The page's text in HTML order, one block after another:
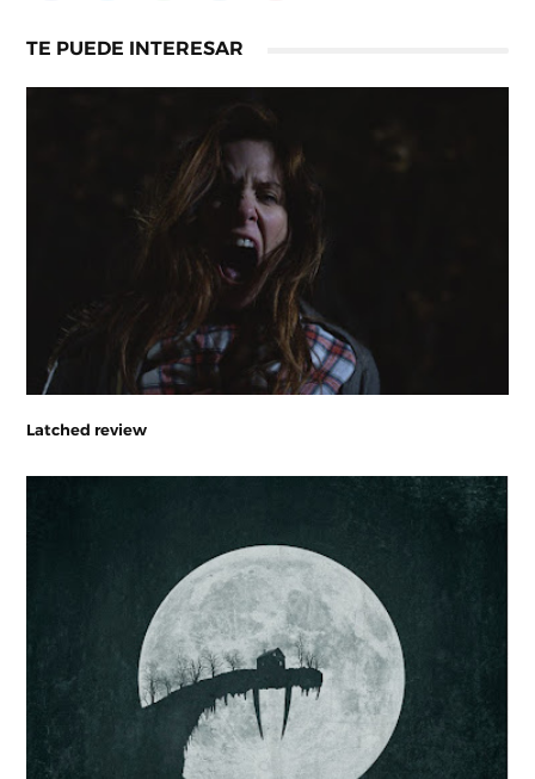
TE PUEDE INTERESAR
Latched review